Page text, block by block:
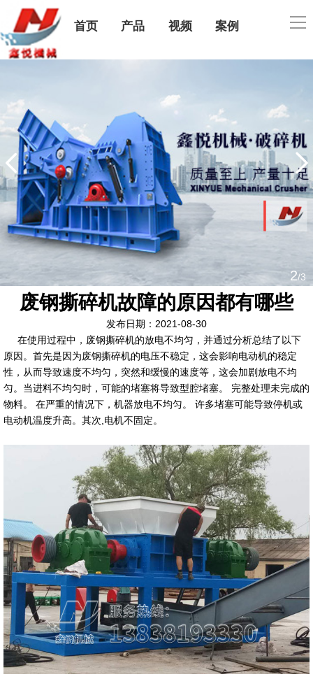
首页 产品 视频 案例
导
公司简介
售后服务
联系我们
2/3
废钢撕碎机故障的原因都有哪些
发布日期：2021-08-30
在使用过程中，废钢撕碎机的放电不均匀，并通过分析总结了以下
原因。首先是因为废钢撕碎机的电压不稳定，这会影响电动机的稳定
性，从而导致速度不均匀，突然和缓慢的速度等，这会加剧放电不均
匀。当进料不均匀时，可能的堵塞将导致型腔堵塞。 完整处理未完成的
物料。 在严重的情况下，机器放电不均匀。 许多堵塞可能导致停机或
电动机温度升高。其次,电机不固定。